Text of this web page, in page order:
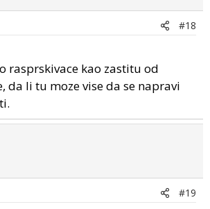
#18
rasprskivace kao zastitu od
da li tu moze vise da se napravi
#19